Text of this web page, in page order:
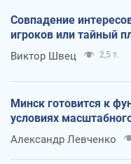
Совпадение
игроков или тайный
Виктор Швец 2,5 т.
Минск готовится к
условиях
Александр Левченко